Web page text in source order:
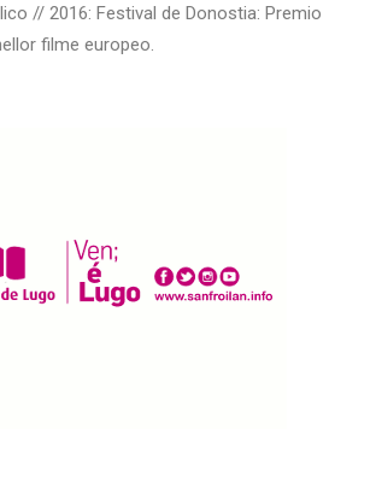
// 2016: Festival de Donostia: Premio
filme europeo.